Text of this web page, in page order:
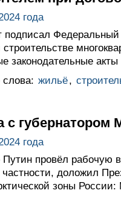
года
подписал
законодательные
жильё,
с
года
провёл рабочую
частности, доложил
зоны